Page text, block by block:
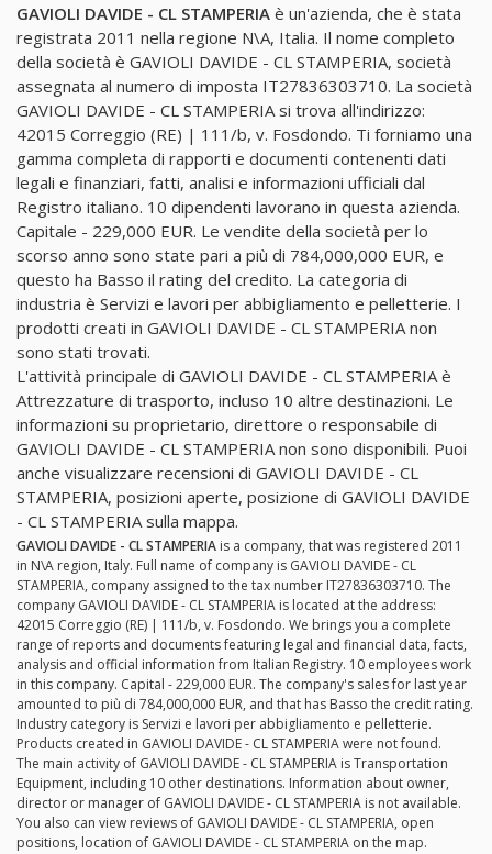
GAVIOLI DAVIDE - CL STAMPERIA è un'azienda, che è stata
registrata 2011 nella regione N\A, Italia. Il nome completo
della società è GAVIOLI DAVIDE - CL STAMPERIA, società
assegnata al numero di imposta IT27836303710. La società
GAVIOLI DAVIDE - CL STAMPERIA si trova all'indirizzo:
42015 Correggio (RE) | 111/b, v. Fosdondo. Ti forniamo una
gamma completa di rapporti e documenti contenenti dati
legali e finanziari, fatti, analisi e informazioni ufficiali dal
Registro italiano. 10 dipendenti lavorano in questa azienda.
Capitale - 229,000 EUR. Le vendite della società per lo
scorso anno sono state pari a più di 784,000,000 EUR, e
questo ha Basso il rating del credito. La categoria di
industria è Servizi e lavori per abbigliamento e pelletterie. I
prodotti creati in GAVIOLI DAVIDE - CL STAMPERIA non
sono stati trovati.
L'attività principale di GAVIOLI DAVIDE - CL STAMPERIA è
Attrezzature di trasporto, incluso 10 altre destinazioni. Le
informazioni su proprietario, direttore o responsabile di
GAVIOLI DAVIDE - CL STAMPERIA non sono disponibili. Puoi
anche visualizzare recensioni di GAVIOLI DAVIDE - CL
STAMPERIA, posizioni aperte, posizione di GAVIOLI DAVIDE
- CL STAMPERIA sulla mappa.
GAVIOLI DAVIDE - CL STAMPERIA is a company, that was registered 2011
in N\A region, Italy. Full name of company is GAVIOLI DAVIDE - CL
STAMPERIA, company assigned to the tax number IT27836303710. The
company GAVIOLI DAVIDE - CL STAMPERIA is located at the address:
42015 Correggio (RE) | 111/b, v. Fosdondo. We brings you a complete
range of reports and documents featuring legal and financial data, facts,
analysis and official information from Italian Registry. 10 employees work
in this company. Capital - 229,000 EUR. The company's sales for last year
amounted to più di 784,000,000 EUR, and that has Basso the credit rating.
Industry category is Servizi e lavori per abbigliamento e pelletterie.
Products created in GAVIOLI DAVIDE - CL STAMPERIA were not found.
The main activity of GAVIOLI DAVIDE - CL STAMPERIA is Transportation
Equipment, including 10 other destinations. Information about owner,
director or manager of GAVIOLI DAVIDE - CL STAMPERIA is not available.
You also can view reviews of GAVIOLI DAVIDE - CL STAMPERIA, open
positions, location of GAVIOLI DAVIDE - CL STAMPERIA on the map.